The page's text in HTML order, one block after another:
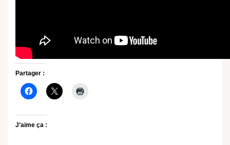
Partager :
J’aime ça :